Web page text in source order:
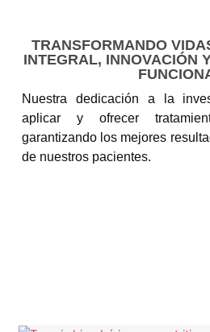
Nuestra dedicación a la